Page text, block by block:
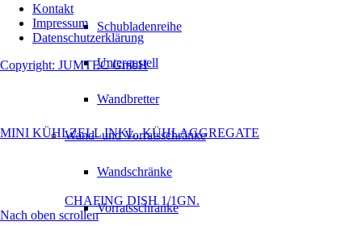
Schubladenreihe
Untergestell
Wandbretter
Wand- und Vorratsschränke
Wandschränke
Vorratsschränke
Kontakt
Impressum
Datenschutzerklärung
Copyright: JUMTEC GmbH
MINI KÜHLZELL INKL. KÜHLAGGREGATE
CHAFING DISH 1/1GN.
Nach oben scrollen